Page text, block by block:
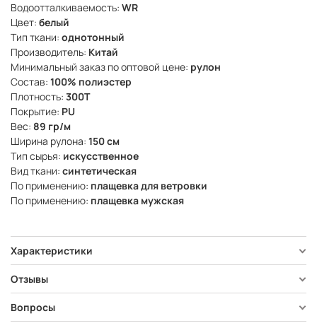
Водоотталкиваемость: WR
Цвет: белый
Тип ткани: однотонный
Производитель: Китай
Минимальный заказ по оптовой цене: рулон
Состав: 100% полиэстер
Плотность: 300Т
Покрытие: PU
Вес: 89 гр/м
Ширина рулона: 150 см
Тип сырья: искусственное
Вид ткани: синтетическая
По применению: плащевка для ветровки
По применению: плащевка мужская
Характеристики
Отзывы
Вопросы